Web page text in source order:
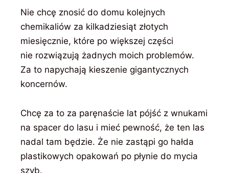
Nie chcę znosić do domu kolejnych
chemikaliów za kilkadziesiąt złotych
miesięcznie, które po większej części
nie rozwiązują żadnych moich problemów.
Za to napychają kieszenie gigantycznych
koncernów.
Chcę za to za paręnaście lat pójść z wnukami
na spacer do lasu i mieć pewność, że ten las
nadal tam będzie. Że nie zastąpi go hałda
plastikowych opakowań po płynie do mycia
szyb.